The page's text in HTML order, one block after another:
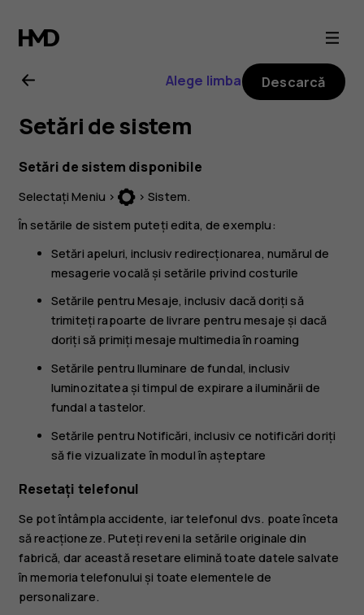
Ghid
de
utilizare
pentru
Nokia
3310
3G
Alege limba Descarcă
Setări de sistem
Setări de sistem disponibile
SelectațiMeniu > >Sistem.
În setările de sistem puteți edita, de exemplu:
Setări apeluri, inclusiv redirecționarea, numărul de
mesagerie vocală și setările privind costurile
Setările pentruMesaje, inclusiv dacă doriți să
trimiteți rapoarte de livrare pentru mesaje și dacă
doriți să primiți mesaje multimedia în roaming
Setările pentruIluminare de fundal, inclusiv
luminozitatea și timpul de expirare a iluminării de
fundal a tastelor.
Setările pentruNotificări, inclusiv ce notificări doriți
să fie vizualizate în modul în așteptare
Resetați telefonul
Se pot întâmpla accidente, iar telefonul dvs. poate înceta
să reacționeze. Puteți reveni la setările originale din
fabrică, dar această resetare elimină toate datele salvate
în memoria telefonului și toate elementele de
personalizare.